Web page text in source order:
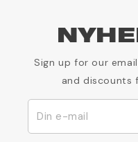
Sign up for our
and discounts